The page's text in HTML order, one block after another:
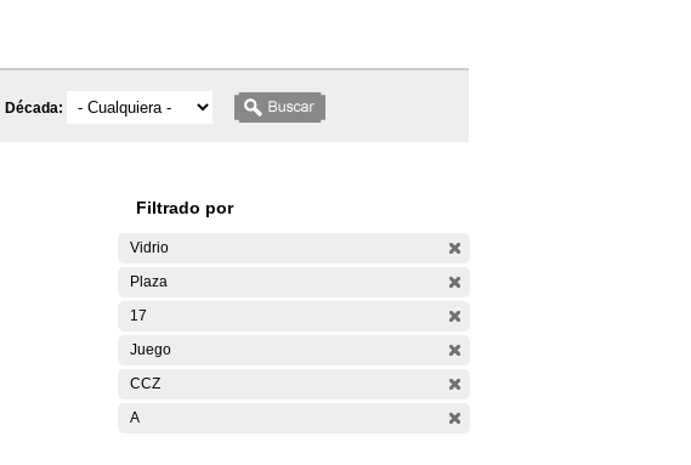
Década:
Filtrado por
Vidrio
Plaza
17
Juego
CCZ
A